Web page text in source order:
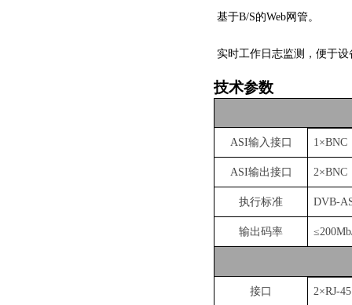
基于B/S的Web网管。
实时工作日志监测，便于设
技术参数
ASI输入接口 1×BNC
ASI输出接口 2×BNC
执行标准 DVB-
输出码率
接口 2×RJ-45